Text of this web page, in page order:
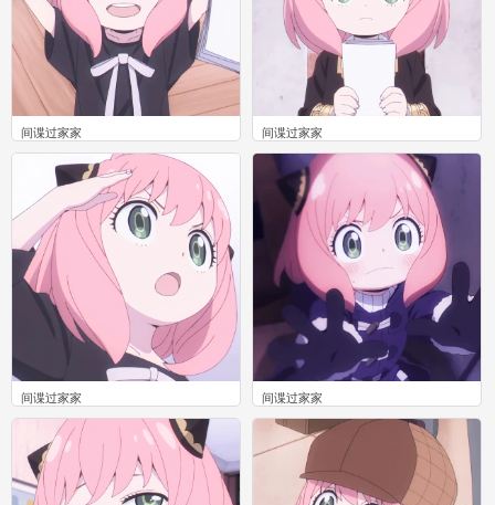
间谍过家家
0
间谍过家家
0
间谍过家家
0
间谍过家家
0